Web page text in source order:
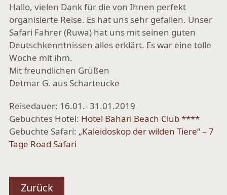
Hallo, vielen Dank für die von Ihnen perfekt
organisierte Reise. Es hat uns sehr gefallen. Unser
Safari Fahrer (Ruwa) hat uns mit seinen guten
Deutschkenntnissen alles erklärt. Es war eine tolle
Woche mit ihm.
Mit freundlichen Grüßen
Detmar G. aus Scharteucke
Reisedauer: 16.01.- 31.01.2019
Gebuchtes Hotel: Hotel Bahari Beach Club ****
Gebuchte Safari: „Kaleidoskop der wilden Tiere“ – 7
Tage Road Safari
Zurück